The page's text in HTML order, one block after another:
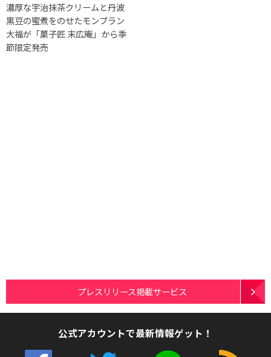
濃厚な宇治抹茶クリームと丹波
黒豆の蜜煮をのせたモンブラン
大福が「菓子匠 末広庵」から季
節限定発売
プレスリリース掲載サービス
公式アカウントで最新情報ゲット！